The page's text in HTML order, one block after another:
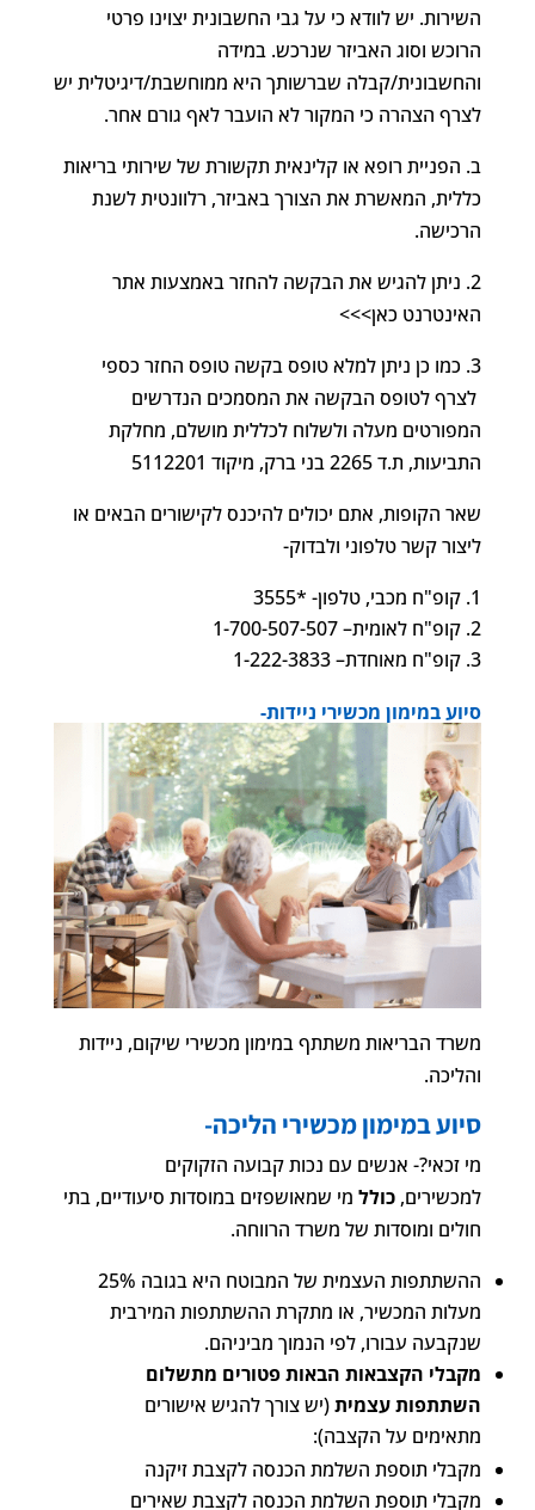
השירות. יש לוודא כי על גבי החשבונית יצוינו פרטי
הרוכש וסוג האביזר שנרכש. במידה
והחשבונית/קבלה שברשותך היא ממוחשבת/דיגיטלית יש
לצרף הצהרה כי המקור לא הועבר לאף גורם אחר.
ב. הפניית רופא או קלינאית תקשורת של שירותי בריאות
כללית, המאשרת את הצורך באביזר, רלוונטית לשנת
הרכישה.
2. ניתן להגיש את הבקשה להחזר באמצעות אתר
האינטרנט כאן>>>
3. כמו כן ניתן למלא טופס בקשה טופס החזר כספי
לצרף לטופס הבקשה את המסמכים הנדרשים
המפורטים מעלה ולשלוח לכללית מושלם, מחלקת
התביעות, ת.ד 2265 בני ברק, מיקוד 5112201
שאר הקופות, אתם יכולים להיכנס לקישורים הבאים או
ליצור קשר טלפוני ולבדוק-
קופ"ח מכבי, טלפון- *3555
קופ"ח לאומית– 1-700-507-507
קופ"ח מאוחדת– 1-222-3833
סיוע במימון מכשירי ניידות-
משרד הבריאות משתתף במימון מכשירי שיקום, ניידות
והליכה.
סיוע במימון מכשירי הליכה-
מי זכאי?- אנשים עם נכות קבועה הזקוקים
למכשירים, כוללמי שמאושפזים במוסדות סיעודיים, בתי
חולים ומוסדות של משרד הרווחה.
ההשתתפות העצמית של המבוטח היא בגובה 25%
מעלות המכשיר, או מתקרת ההשתתפות המירבית
שנקבעה עבורו, לפי הנמוך מביניהם.
מקבלי הקצבאות הבאות פטורים מתשלום
השתתפות עצמית(יש צורך להגיש אישורים
מתאימים על הקצבה):
מקבלי תוספת השלמת הכנסה לקצבת זיקנה
מקבלי תוספת השלמת הכנסה לקצבת שאירים